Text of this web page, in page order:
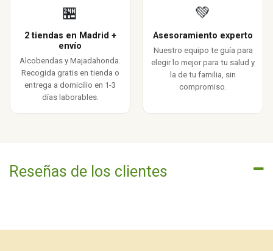
🏪
2 tiendas en Madrid +
envío
Alcobendas y Majadahonda.
Recogida gratis en tienda o
entrega a domicilio en 1-3
días laborables.
💚
Asesoramiento experto
Nuestro equipo te guía para
elegir lo mejor para tu salud y
la de tu familia, sin
compromiso.
Reseñas de los clientes